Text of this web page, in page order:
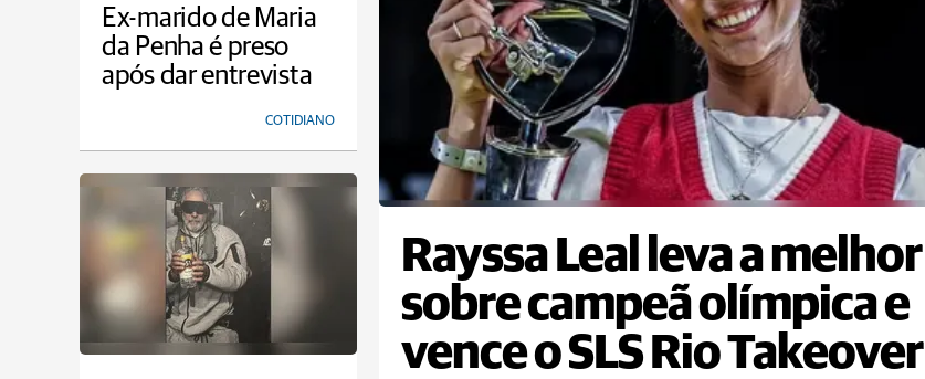
Ex-marido de Maria
da Penha é preso
após dar entrevista
COTIDIANO
Rayssa Leal leva a melhor
sobre campeã olímpica e
vence o SLS Rio Takeover